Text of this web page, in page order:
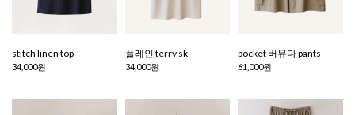
stitch linen top
34,000원
플레인 terry sk
34,000원
pocket 버뮤다 pants
61,000원